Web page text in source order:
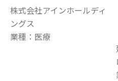
株式会社アインホールディ
ングス
業種：医療